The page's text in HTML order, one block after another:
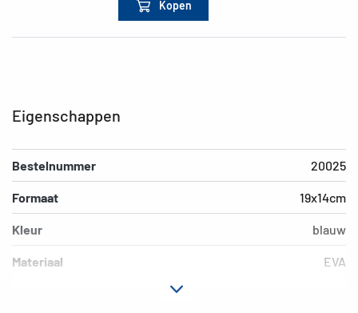
Kopen
Eigenschappen
Bestelnummer 20025
Formaat 19x14cm
Kleur blauw
Materiaal EVA